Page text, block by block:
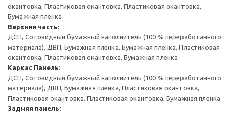
окантовка, Пластиковая окантовка, Пластиковая окантовка,
Бумажная пленка
Верхняя часть:
ДСП, Сотовидный бумажный наполнитель (100 % переработанного
материала), ДВП, Бумажная пленка, Бумажная пленка, Пластиковая
окантовка, Пластиковая окантовка, Бумажная пленка
Каркас Панель:
ДСП, Сотовидный бумажный наполнитель (100 % переработанного
материала), ДВП, Бумажная пленка, Пластиковая окантовка,
Пластиковая окантовка, Пластиковая окантовка, Бумажная пленка
Задняя панель: